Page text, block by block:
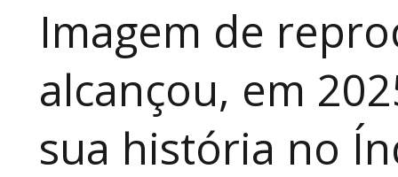
Imagem de
alcançou, em
sua história no